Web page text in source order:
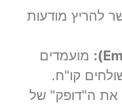
להריץ מודעות
מועמדים
קו"ח.
את ה"דופק" של